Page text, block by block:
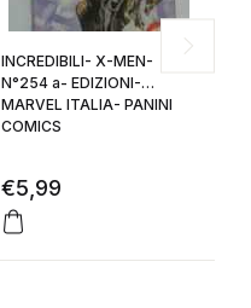
INCREDIBILI- X-MEN-
N°254 a- EDIZIONI-
MARVEL ITALIA- PANINI
COMICS
€5,99